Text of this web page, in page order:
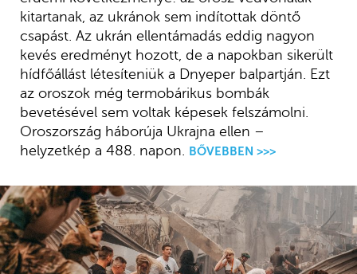
kitartanak, az ukránok sem indítottak döntő
csapást. Az ukrán ellentámadás eddig nagyon
kevés eredményt hozott, de a napokban sikerült
hídfőállást létesíteniük a Dnyeper balpartján. Ezt
az oroszok még termobárikus bombák
bevetésével sem voltak képesek felszámolni.
Oroszország háborúja Ukrajna ellen –
helyzetkép a 488. napon.
BŐVEBBEN >>>